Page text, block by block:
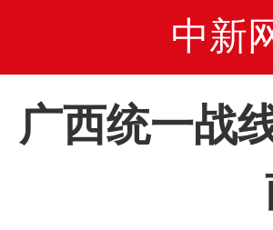
中新
广西统一战